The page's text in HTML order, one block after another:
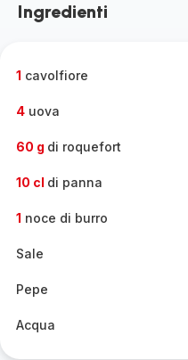
la
Ingredienti
1 cavolfiore
4 uova
60 g di roquefort
10 cl di panna
1 noce di burro
Sale
Pepe
Acqua